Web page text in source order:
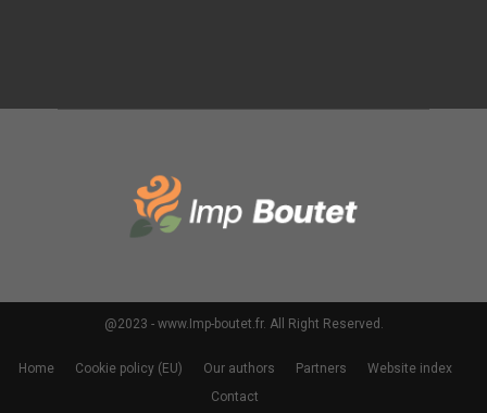
@2023 - www.Imp-boutet.fr. All Right Reserved.
Home Cookie policy (EU) Our authors Partners
Website index
Contact